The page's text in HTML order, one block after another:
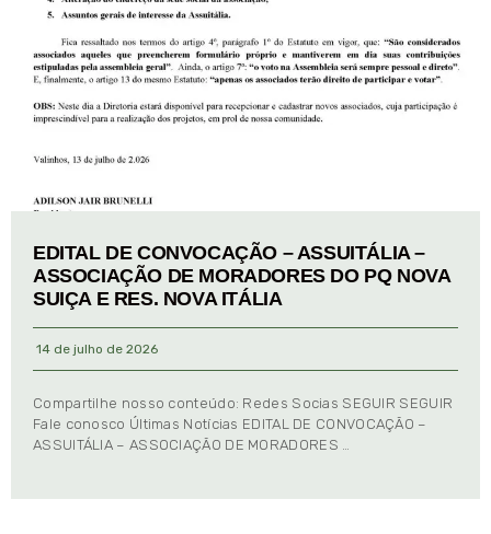
EDITAL DE CONVOCAÇÃO – ASSUITÁLIA –
ASSOCIAÇÃO DE MORADORES DO PQ NOVA
SUIÇA E RES. NOVA ITÁLIA
14 de julho de 2026
Compartilhe nosso conteúdo: Redes Socias SEGUIR SEGUIR
Fale conosco Últimas Notícias EDITAL DE CONVOCAÇÃO –
ASSUITÁLIA – ASSOCIAÇÃO DE MORADORES …